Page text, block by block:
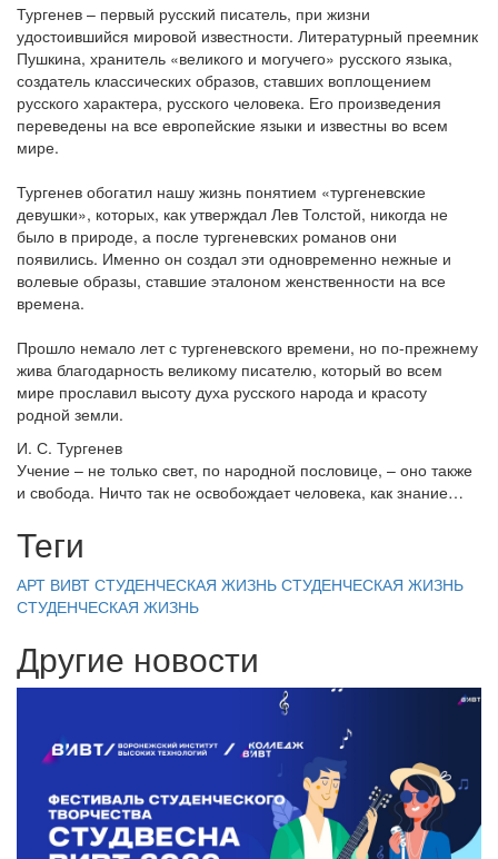
Тургенев – первый русский писатель, при жизни
удостоившийся мировой известности. Литературный преемник
Пушкина, хранитель «великого и могучего» русского языка,
создатель классических образов, ставших воплощением
русского характера, русского человека. Его произведения
переведены на все европейские языки и известны во всем
мире.
Тургенев обогатил нашу жизнь понятием «тургеневские
девушки», которых, как утверждал Лев Толстой, никогда не
было в природе, а после тургеневских романов они
появились. Именно он создал эти одновременно нежные и
волевые образы, ставшие эталоном женственности на все
времена.
Прошло немало лет с тургеневского времени, но по-прежнему
жива благодарность великому писателю, который во всем
мире прославил высоту духа русского народа и красоту
родной земли.
И. С. Тургенев
Учение – не только свет, по народной пословице, – оно также
и свобода. Ничто так не освобождает человека, как знание…
Теги
АРТ ВИВТ СТУДЕНЧЕСКАЯ ЖИЗНЬ СТУДЕНЧЕСКАЯ ЖИЗНЬ
СТУДЕНЧЕСКАЯ ЖИЗНЬ
Другие новости